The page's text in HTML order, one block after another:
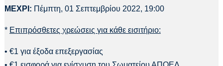
ΜΕΧΡΙ: Πέμπτη, 01 Σεπτεμβρίου 2022, 19:00
* Επιπρόσθετες χρεώσεις για κάθε εισιτήριο:
• €1 για έξοδα επεξεργασίας